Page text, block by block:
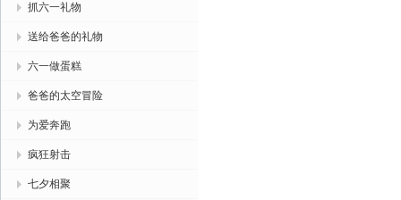
抓六一礼物
送给爸爸的礼物
六一做蛋糕
爸爸的太空冒险
为爱奔跑
疯狂射击
七夕相聚